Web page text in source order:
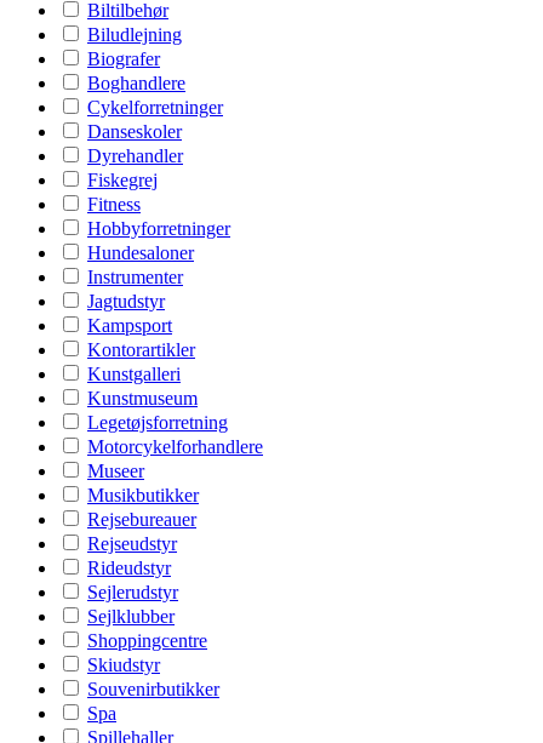
Biltilbehør
Biludlejning
Biografer
Boghandlere
Cykelforretninger
Danseskoler
Dyrehandler
Fiskegrej
Fitness
Hobbyforretninger
Hundesaloner
Instrumenter
Jagtudstyr
Kampsport
Kontorartikler
Kunstgalleri
Kunstmuseum
Legetøjsforretning
Motorcykelforhandlere
Museer
Musikbutikker
Rejsebureauer
Rejseudstyr
Rideudstyr
Sejlerudstyr
Sejlklubber
Shoppingcentre
Skiudstyr
Souvenirbutikker
Spa
Spillehaller